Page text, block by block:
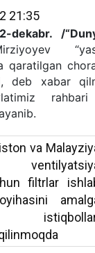
21:35
dekabr. /
qaratilgan
deb xabar